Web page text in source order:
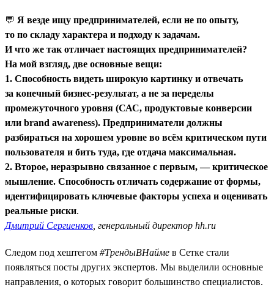
💬 Я везде ищу предпринимателей, если не по опыту,
то по складу характера и подходу к задачам.
И что же так отличает настоящих предпринимателей?
На мой взгляд, две основные вещи:
1. Способность видеть широкую картинку и отвечать
за конечный бизнес-результат, а не за переделы
промежуточного уровня (САС, продуктовые конверсии
или brand awareness). Предприниматели должны
разбираться на хорошем уровне во всём критическом пути
пользователя и бить туда, где отдача максимальная.
2. Второе, неразрывно связанное с первым, — критическое
мышление. Способность отличать содержание от формы,
идентифицировать ключевые факторы успеха и оценивать
реальные риски.
Дмитрий Сергиенков , генеральный директор hh.ru
Следом под хештегом #ТрендыВНайме в Сетке стали
появляться посты других экспертов. Мы выделили основные
направления, о которых говорит большинство специалистов.